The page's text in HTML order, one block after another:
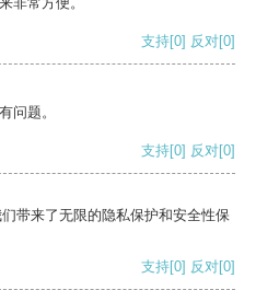
支持[0] 反对[0]
问题。
支持[0] 反对[0]
带来了无限的隐私保护和安全性保
支持[0] 反对[0]